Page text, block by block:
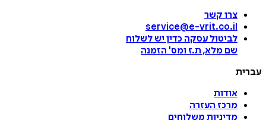
צרו קשר
service@e-vrit.co.il
לביטול עסקה כדין יש לשלוח
שם מלא, ת.ז ומס' הזמנה
עברית
אודות
מרכז העזרה
מדיניות משלוחים